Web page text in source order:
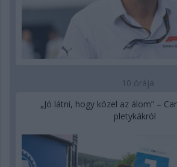
10 órája
„Jó látni, hogy közel az álom” –
pletykákról